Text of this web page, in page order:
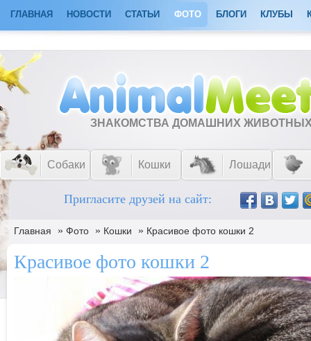
ГЛАВНАЯ НОВОСТИ СТАТЬИ ФОТО БЛОГИ КЛУБЫ
ЗНАКОМСТВА ДОМАШНИХ
Собаки Кошки Лошади
Пригласите друзей на сайт:
Главная » Фото » Кошки » Красивое фото кошки 2
Красивое фото кошки 2